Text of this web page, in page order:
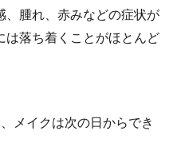
、腫れ、赤みなどの症状が
は落ち着くことがほとんど
メイクは次の日からでき